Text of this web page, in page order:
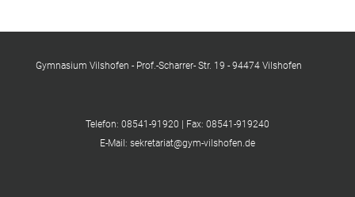
Gymnasium Vilshofen - Prof.-Scharrer- Str. 19 - 94474 Vilshofen
Telefon: 08541-91920 | Fax: 08541-919240
E-Mail: sekretariat@gym-vilshofen.de